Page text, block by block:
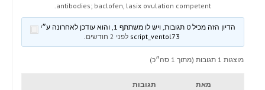
antibodies; baclofen, lasix ovulation competent.
הדיון הזה מכיל 0 תגובות, ויש לו משתתף 1, והוא עודכן לאחרונה ע״י
לפני 2 חודשים .
מוצגות 1 תגובות (מתוך 1 סה״כ)
מאת תגובות